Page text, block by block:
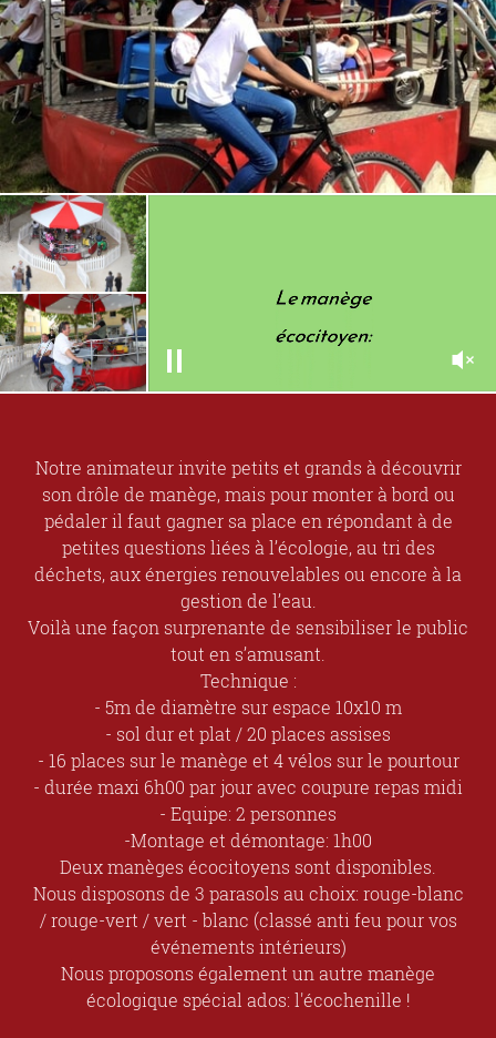
Notre animateur invite petits et grands à découvrir
son drôle de manège, mais pour monter à bord ou
pédaler il faut gagner sa place en répondant à de
petites questions liées à l’écologie, au tri des
déchets, aux énergies renouvelables ou encore à la
gestion de l’eau.
Voilà une façon surprenante de sensibiliser le public
tout en s’amusant.
Technique :
- 5m de diamètre sur espace 10x10 m
- sol dur et plat / 20 places assises
- 16 places sur le manège et 4 vélos sur le pourtour
- durée maxi 6h00 par jour avec coupure repas midi
- Equipe: 2 personnes
-Montage et démontage: 1h00
Deux manèges écocitoyens sont disponibles.
Nous disposons de 3 parasols au choix: rouge-blanc
/ rouge-vert / vert - blanc (classé anti feu pour vos
événements intérieurs)
Nous proposons également un autre manège
écologique spécial ados: l'écochenille !